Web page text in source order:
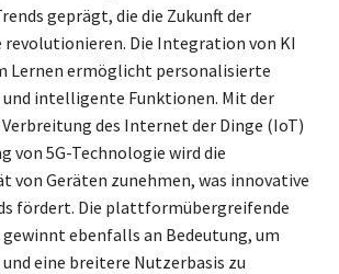
geprägt, die die Zukunft der
revolutionieren. Die Integration von KI
Lernen ermöglicht personalisierte
intelligente Funktionen. Mit der
des Internet der Dinge (IoT)
von 5G-Technologie wird die
Geräten zunehmen, was innovative
fördert. Die plattformübergreifende
ebenfalls an Bedeutung, um
eine breitere Nutzerbasis zu